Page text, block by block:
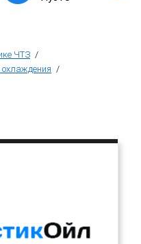
ЧТЗ /
/